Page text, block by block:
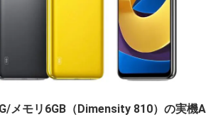
メモリ6GB（Dimensity 810）の実機A